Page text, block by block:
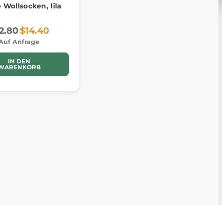
Wollsocken, lila
$14.40
Anfrage
IN DEN